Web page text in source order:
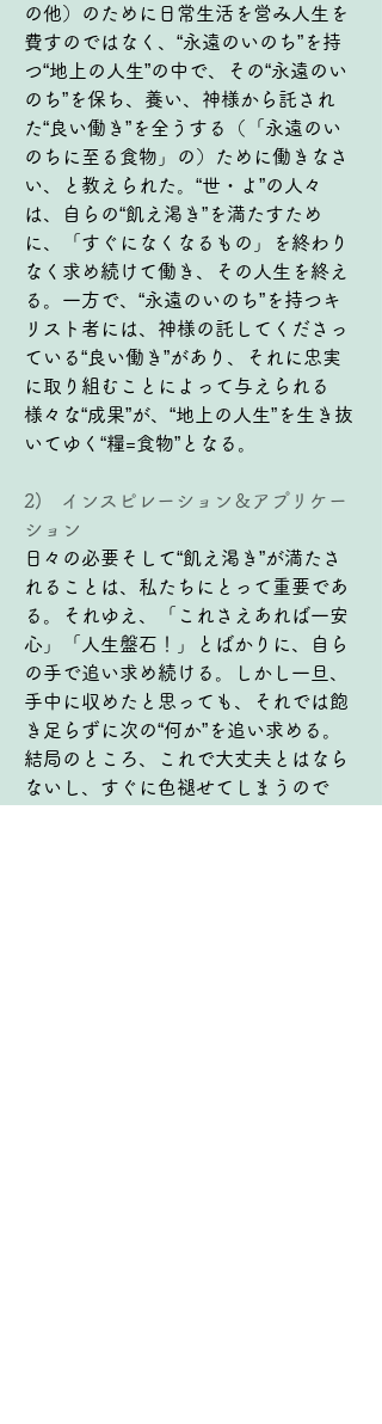
の他）のために日常生活を営み人生を
費すのではなく、“永遠のいのち”を持
つ“地上の人生”の中で、その“永遠のい
のち”を保ち、養い、神様から託され
た“良い働き”を全うする（「永遠のい
のちに至る食物」の）ために働きなさ
い、と教えられた。“世・よ”の人々
は、自らの“飢え渇き”を満たすため
に、「すぐになくなるもの」を終わり
なく求め続けて働き、その人生を終え
る。一方で、“永遠のいのち”を持つキ
リスト者には、神様の託してくださっ
ている“良い働き”があり、それに忠実
に取り組むことによって与えられる
様々な“成果”が、“地上の人生”を生き抜
いてゆく“糧=食物”となる。
2)   インスピレーション＆アプリケー
ション
日々の必要そして“飢え渇き”が満たさ
れることは、私たちにとって重要であ
る。それゆえ、「これさえあれば一安
心」「人生盤石！」とばかりに、自ら
の手で追い求め続ける。しかし一旦、
手中に収めたと思っても、それでは飽
き足らずに次の“何か”を追い求める。
結局のところ、これで大丈夫とはなら
ないし、すぐに色褪せてしまうので